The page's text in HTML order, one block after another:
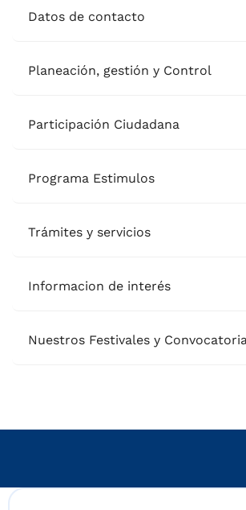
Datos de contacto
Planeación, gestión y Control
Participación Ciudadana
Programa Estimulos
Trámites y servicios
Informacion de interés
Nuestros Festivales y